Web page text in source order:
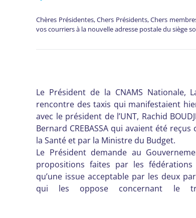
Chères Présidentes, Chers Présidents, Chers
vos courriers à la nouvelle adresse postale du siège
Le Président de la CNAMS Nationale,
rencontre des taxis qui manifestaient
avec le président de l’UNT, Rachid
Bernard CREBASSA qui avaient été
la Santé et par la Ministre du Budget.
Le Président demande au
propositions faites par les
qu’une issue acceptable par les deux
qui les oppose concernant le